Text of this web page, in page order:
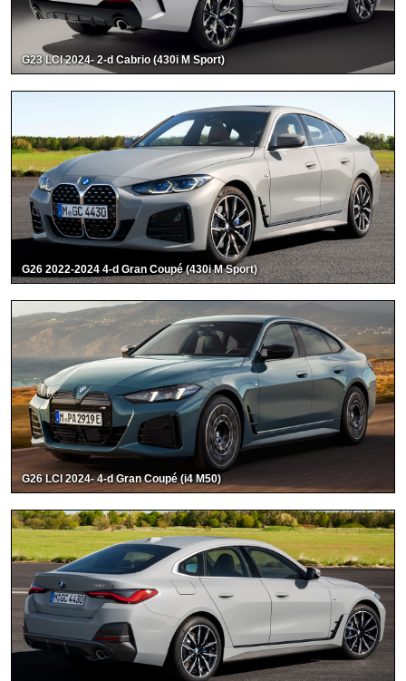
G23 LCI 2024- 2-d Cabrio (430i M Sport)
G26 2022-2024 4-d Gran Coupé (430i M Sport)
G26 LCI 2024- 4-d Gran Coupé (i4 M50)